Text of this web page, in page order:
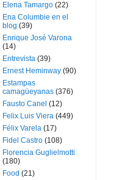
Elena Tamargo (22)
Ena Columbie en el
blog (39)
Enrique José Varona
(14)
Entrevista (39)
Ernest Heminway (90)
Estampas
camagüeyanas (376)
Fausto Canel (12)
Felix Luis Viera (449)
Félix Varela (17)
Fidel Castro (108)
Florencia Guglielmotti
(180)
Food (21)